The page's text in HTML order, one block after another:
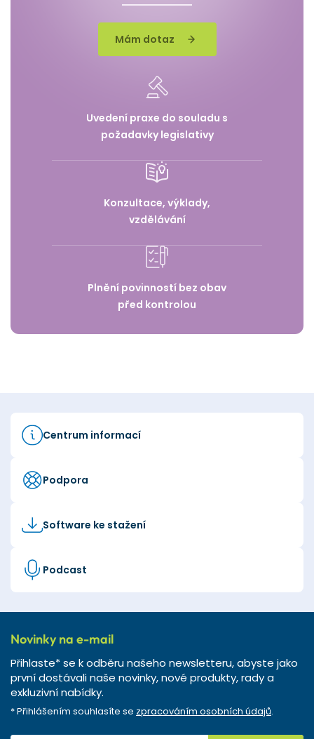
Mám dotaz
Uvedení praxe do souladu s
požadavky legislativy
Konzultace, výklady,
vzdělávání
Plnění povinností bez obav
před kontrolou
Centrum informací
Podpora
Software ke stažení
Podcast
Novinky na e-mail
Přihlaste* se k odběru našeho newsletteru, abyste jako
první dostávali naše novinky, nové produkty, rady a
exkluzivní nabídky.
* Přihlášením souhlasíte se zpracováním osobních údajů.